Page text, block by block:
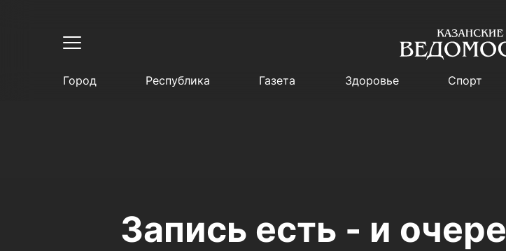
Город Республика Газета Здоровье Спорт
Запись есть - и